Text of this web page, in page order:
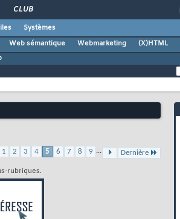
CLUB
Systèmes
Web sémantique Webmarketing
(X)HTML
1 2 3 4 5 6 7 8 9 ... Dernière
rubriques.